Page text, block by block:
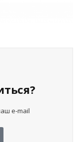
e-mail